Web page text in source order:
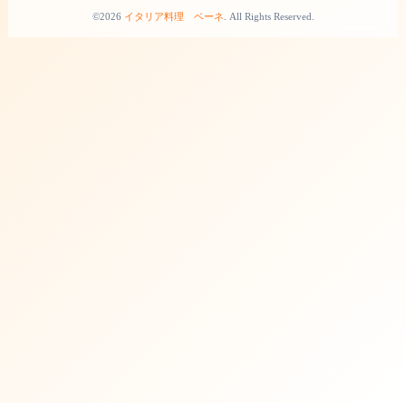
©2026 イタリア料理 ベーネ . All Rights Reserved.